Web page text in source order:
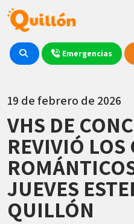
Emergencias
19 de febrero de 2026
VHS DE
REVIVIÓ LOS
JUEVES
QUILLÓN